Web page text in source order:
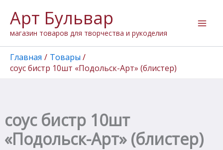
содержимому
Арт Бульвар
магазин товаров для творчества и рукоделия
Главная
Товары
соус бистр 10шт «Подольск-Арт» (блистер)
соус бистр 10шт
«Подольск-Арт» (блистер)